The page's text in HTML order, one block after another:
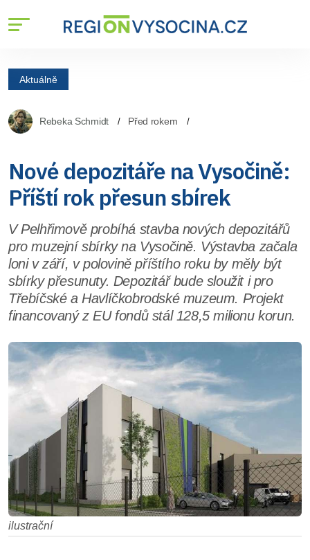
Aktuálně
Rebeka Schmidt Před rokem
Nové depozitáře na Vysočině:
Příští rok přesun sbírek
V Pelhřimově probíhá stavba nových depozitářů
pro muzejní sbírky na Vysočině. Výstavba začala
loni v září, v polovině příštího roku by měly být
sbírky přesunuty. Depozitář bude sloužit i pro
Třebíčské a Havlíčkobrodské muzeum. Projekt
financovaný z EU fondů stál 128,5 milionu korun.
ilustrační